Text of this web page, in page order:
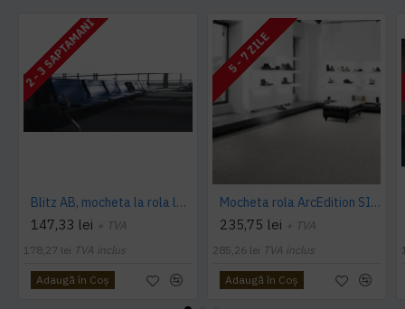
2 - 3 SAPTAMANI
Blitz AB, mocheta la rola latime 4 m, Balta Industries
147,33 lei + TVA
178,27 lei TVA inclus
Adaugă în Coş
5 - 7 ZILE
Mocheta rola ArcEdition SIRIOUS AB
235,75 lei + TVA
285,26 lei TVA inclus
Adaugă în Coş